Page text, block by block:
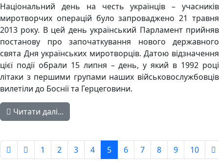
Національний день на честь українців – учасників
миротворчих операцій було запроваджено 21 травня
2013 року. В цей день український Парламент прийняв
постанову про започаткування нового державного
свята Дня українських миротворців. Датою відзначення
цієї події обрали 15 липня – день, у який в 1992 році
літаки з першими групами наших військовослужбовців
вилетіли до Боснії та Герцеговини.
Читати далі...
Сторінка 5 із 779
1 2 3 4 5 6 7 8 9 10